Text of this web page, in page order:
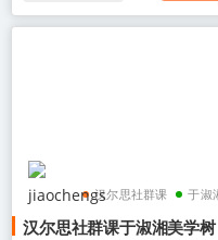
汉尔思社群课 于淑
美学树脂训练营
汉尔思社群课于淑湘美学树